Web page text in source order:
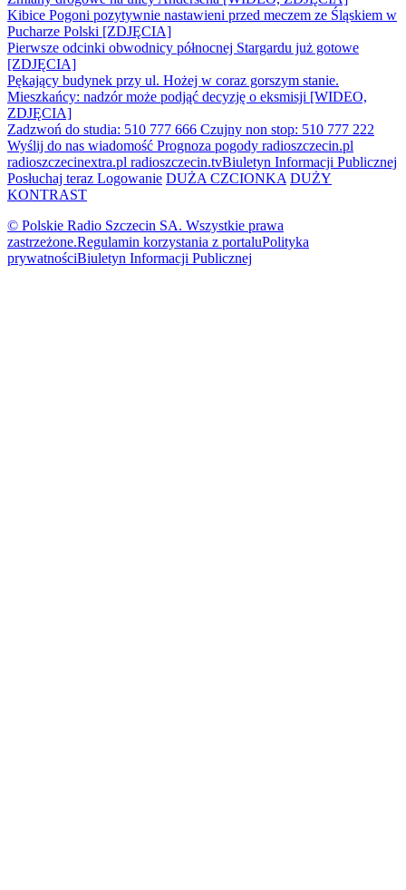
Kibice Pogoni pozytywnie nastawieni przed meczem ze Śląskiem w
Pucharze Polski [ZDJĘCIA]
Pierwsze odcinki obwodnicy północnej Stargardu już gotowe
[ZDJĘCIA]
Pękający budynek przy ul. Hożej w coraz gorszym stanie.
Mieszkańcy: nadzór może podjąć decyzję o eksmisji [WIDEO,
ZDJĘCIA]
Zadzwoń do studia: 510 777 666 Czujny non stop: 510 777 222
Wyślij do nas wiadomość Prognoza pogody radioszczecin.pl
radioszczecinextra.pl radioszczecin.tvBiuletyn Informacji Publicznej
Posłuchaj teraz Logowanie DUŻA CZCIONKA DUŻY
KONTRAST
© Polskie Radio Szczecin SA. Wszystkie prawa
zastrzeżone.Regulamin korzystania z portaluPolityka
prywatnościBiuletyn Informacji Publicznej